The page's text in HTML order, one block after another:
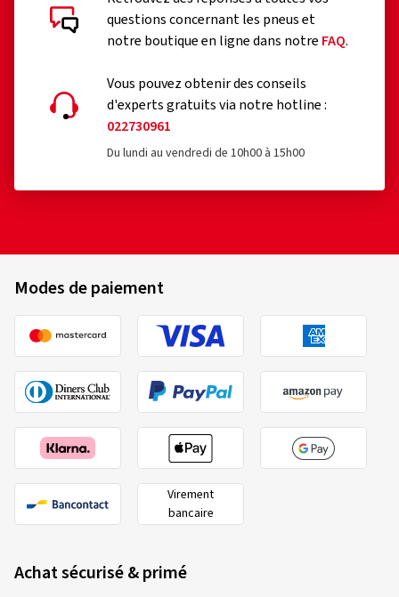
questions concernant les pneus et
notre boutique en ligne dans notre FAQ.
Vous pouvez obtenir des conseils
d'experts gratuits via notre hotline :
022730961
Du lundi au vendredi de 10h00 à 15h00
Modes de paiement
Virement
bancaire
Achat sécurisé & primé